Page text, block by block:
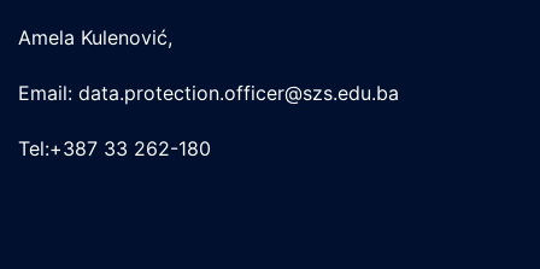
Amela Kulenović,
Email: data.protection.officer@szs.edu.ba
Tel:+387 33 262-180